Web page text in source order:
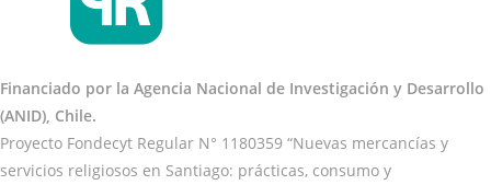
Financiado por la Agencia Nacional de Investigación y Desarrollo
(ANID), Chile.
Proyecto Fondecyt Regular N° 1180359 “Nuevas mercancías y
servicios religiosos en Santiago: prácticas, consumo y